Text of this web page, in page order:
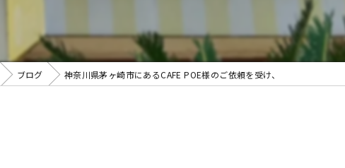
トイレ
ブログ 神奈川県茅ヶ崎市にあるCAFE POE様のご依頼を受け、